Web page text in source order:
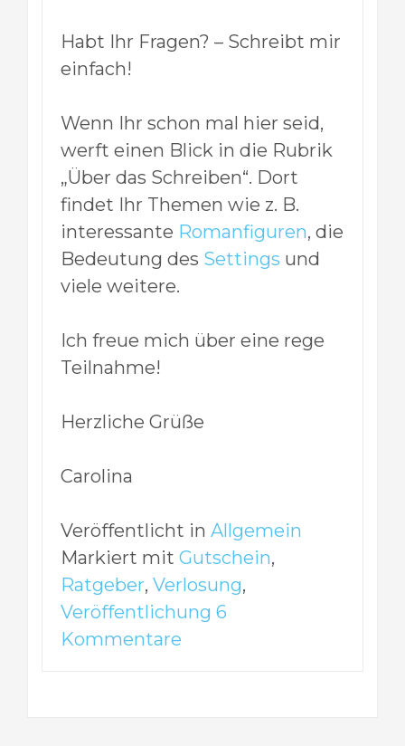
Habt Ihr Fragen? – Schreibt mir
einfach!
Wenn Ihr schon mal hier seid,
werft einen Blick in die Rubrik
„Über das Schreiben“. Dort
findet Ihr Themen wie z. B.
interessante Romanfiguren, die
Bedeutung des Settings und
viele weitere.
Ich freue mich über eine rege
Teilnahme!
Herzliche Grüße
Carolina
Veröffentlicht in Allgemein
Markiert mit Gutschein,
Ratgeber, Verlosung,
Veröffentlichung 6
Kommentare